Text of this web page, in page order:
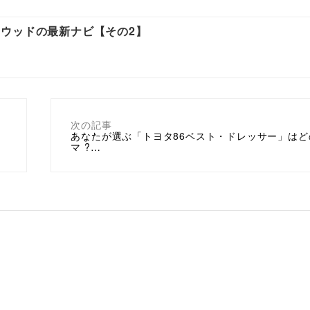
次の記事
あなたが選ぶ「トヨタ86ベスト・ドレッサー」は
マ ?…
ッドの最新ナビ【その2】